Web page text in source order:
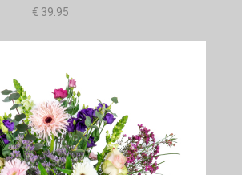
€ 39.95